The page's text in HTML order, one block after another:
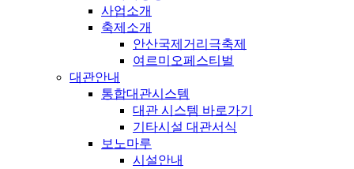
사업소개
축제소개
안산국제거리극축제
여르미오페스티벌
대관안내
통합대관시스템
대관 시스템 바로가기
기타시설 대관서식
보노마루
시설안내